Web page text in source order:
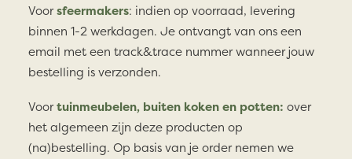
Voorsfeermakers: indien op voorraad, levering
binnen 1-2 werkdagen. Je ontvangt van ons een
email met een track&trace nummer wanneer jouw
bestelling is verzonden.
Voortuinmeubelen, buiten koken en potten: over
het algemeen zijn deze producten op
(na)bestelling. Op basis van je order nemen we